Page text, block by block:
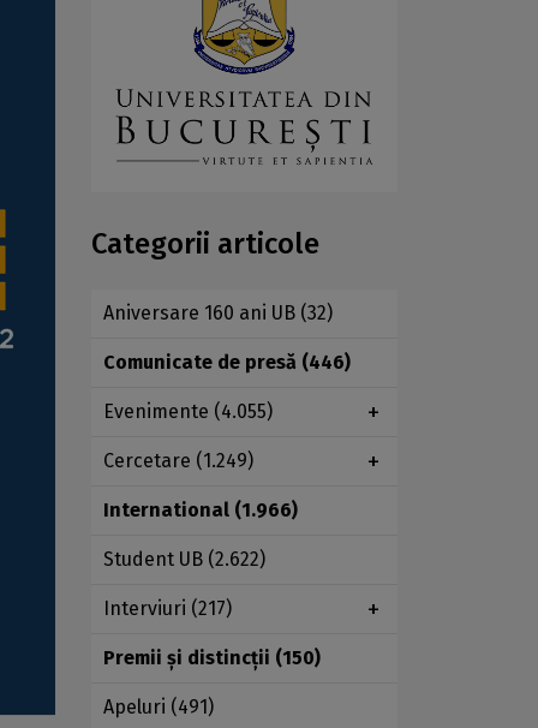
Categorii articole
Aniversare 160 ani UB (32)
Comunicate de presă (446)
Evenimente (4.055)
Cercetare (1.249)
International (1.966)
Student UB (2.622)
Interviuri (217)
Premii şi distincţii (150)
Apeluri (491)